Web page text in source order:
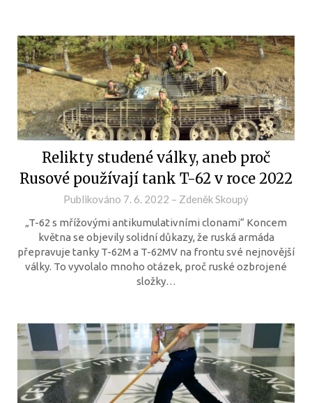
Relikty studené války, aneb proč
Rusové používají tank T-62 v roce 2022
Publikováno 7. 6. 2022 – Zdeněk Skoupý
„T-62 s mřížovými antikumulativními clonami“ Koncem
května se objevily solidní důkazy, že ruská armáda
přepravuje tanky T-62M a T-62MV na frontu své nejnovější
války. To vyvolalo mnoho otázek, proč ruské ozbrojené
složky…